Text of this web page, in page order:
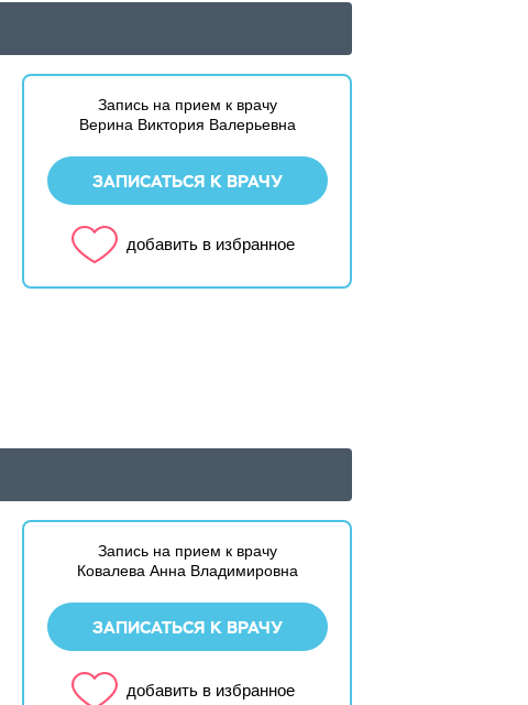
Запись на прием к врачу
Верина Виктория Валерьевна
ЗАПИСАТЬСЯ К ВРАЧУ
добавить в избранное
Запись на прием к врачу
Ковалева Анна Владимировна
ЗАПИСАТЬСЯ К ВРАЧУ
добавить в избранное